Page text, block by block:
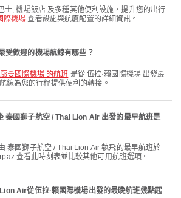
際機場 查看設施與航廈配置的詳細資訊。
受歡迎的機場航線有哪些？
廊曼國際機場 的航班 是從 伍拉·賴國際機場 出發最
線為您的行程提供便利的轉接。
泰國獅子航空 / Thai Lion Air 出發的最早航班是
查看此時刻表並比較其他可用航班選項。
Air從伍拉·賴國際機場出發的最晚航班幾點起